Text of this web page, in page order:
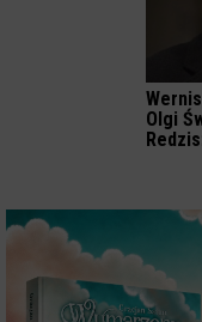
Olgi